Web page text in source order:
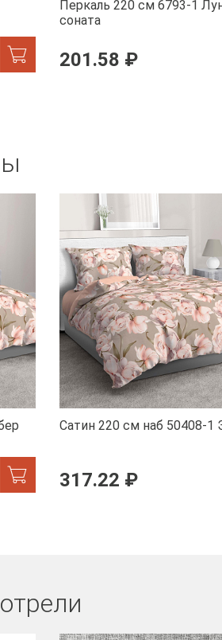
Перкаль 220 см 6793-1
соната
201.58 ₽
Сатин 220 см наб 50408-1
317.22 ₽